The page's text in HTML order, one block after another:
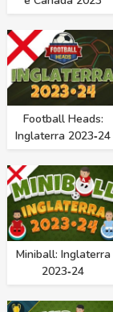
Football Heads:
Inglaterra 2023‑24
Miniball: Inglaterra
2023‑24